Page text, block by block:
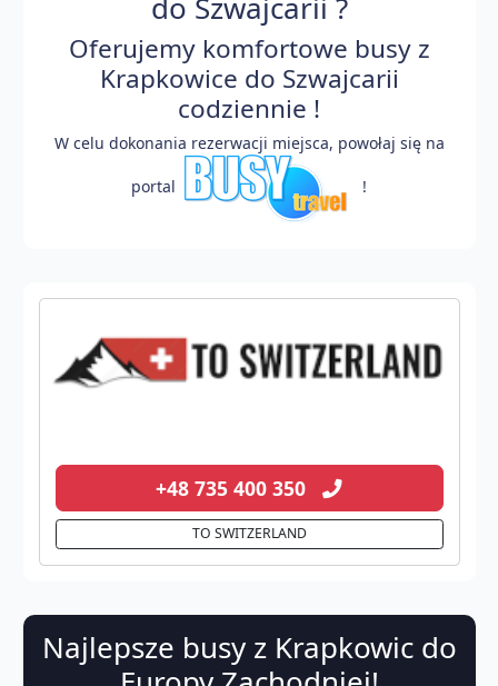
Oferujemy komfortowe busy z
Krapkowice do Szwajcarii
codziennie !
W celu dokonania rezerwacji miejsca, powołaj się na
portal !
+48 735 400 350
TO SWITZERLAND
Najlepsze busy z Krapkowic do